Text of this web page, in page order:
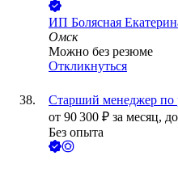
ИП Болясная
Омск
Можно без резюме
Откликнуться
Старший менеджер по
от 90 300 ₽ за месяц,
Без опыта